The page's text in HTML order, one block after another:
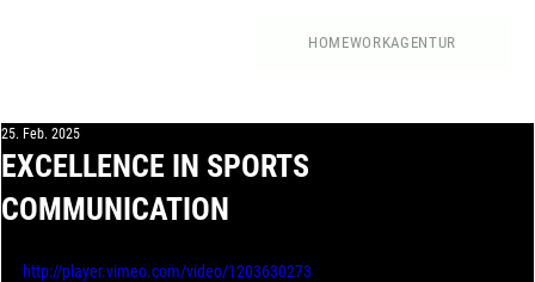
HOMEWORKAGENTUR
EXCELLENCE IN SPORTS
COMMUNICATION
25. Feb. 2025
http://player.vimeo.com/video/1203630273